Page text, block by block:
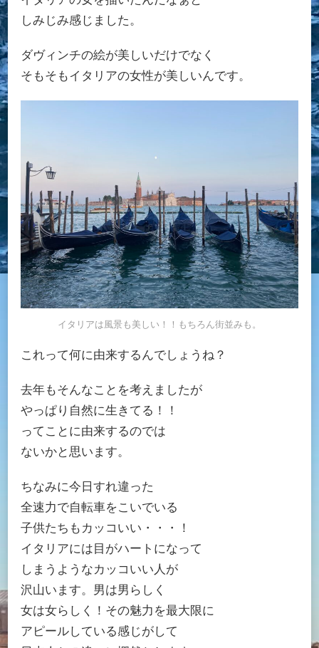
しみじみ感じました。
ダヴィンチの絵が美しいだけでなく
そもそもイタリアの女性が美しいんです。
イタリアは風景も美しい！！もちろん街並みも。
これって何に由来するんでしょうね？
去年もそんなことを考えましたが
やっぱり自然に生きてる！！
ってことに由来するのでは
ないかと思います。
ちなみに今日すれ違った
全速力で自転車をこいでいる
子供たちもカッコいい・・・！
イタリアには目がハートになって
しまうようなカッコいい人が
沢山います。男は男らしく
女は女らしく！その魅力を最大限に
アピールしている感じがして